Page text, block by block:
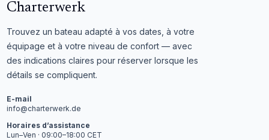
Charterwerk
Trouvez un bateau adapté à vos dates, à votre
équipage et à votre niveau de confort — avec
des indications claires pour réserver lorsque les
détails se compliquent.
E-mail
info@charterwerk.de
Horaires d’assistance
Lun–Ven · 09:00–18:00 CET